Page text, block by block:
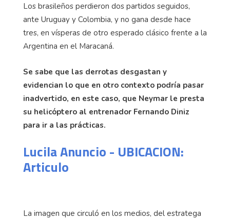
Los brasileños perdieron dos partidos seguidos,
ante Uruguay y Colombia, y no gana desde hace
tres, en vísperas de otro esperado clásico frente a la
Argentina en el Maracaná.
Se sabe que las derrotas desgastan y
evidencian lo que en otro contexto podría pasar
inadvertido, en este caso, que Neymar le presta
su helicóptero al entrenador Fernando Diniz
para ir a las prácticas.
Lucila Anuncio - UBICACION:
Articulo
La imagen que circuló en los medios, del estratega